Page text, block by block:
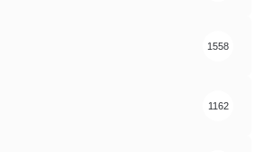
1558
1162